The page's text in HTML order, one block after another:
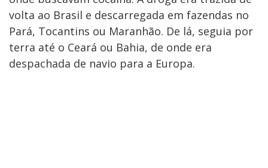
volta ao Brasil e descarregada em fazendas no
Pará, Tocantins ou Maranhão. De lá, seguia por
terra até o Ceará ou Bahia, de onde era
despachada de navio para a Europa.